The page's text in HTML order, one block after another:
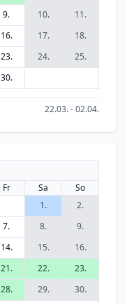
9. 10.
11.
16. 17.
18.
23. 24.
25.
30.
22.03. - 02.04.
Fr Sa
So
1.
2.
7. 8.
9.
14. 15.
16.
21. 22.
23.
28. 29.
30.